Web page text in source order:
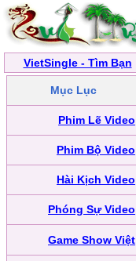
VietSingle - Tìm Bạn
Mục Lục
Phim Lẽ Video
Phim Bộ Video
Hài Kịch Video
Phóng Sự Video
Game Show Việt